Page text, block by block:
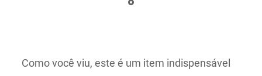
Como você viu, este é um item indispensável